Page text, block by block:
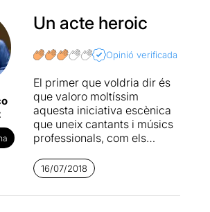
Un acte heroic
Opinió verificada
El primer que voldria dir és
que valoro moltíssim
aquesta iniciativa escènica
que uneix cantants i músics
professionals, com els
Orquestra Nacional de
Catalunya, els
l’Orfeó Català, els tres
16/07/2018